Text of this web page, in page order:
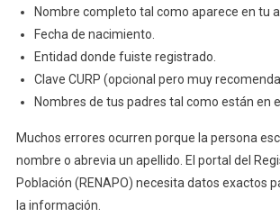
Nombre completo tal como aparece en tu
Fecha de nacimiento.
Entidad donde fuiste registrado.
Clave CURP (opcional pero muy
Nombres de tus padres tal como están en
Muchos errores ocurren porque la persona
nombre o abrevia un apellido. El portal del
Población (RENAPO) necesita datos exactos
la información.